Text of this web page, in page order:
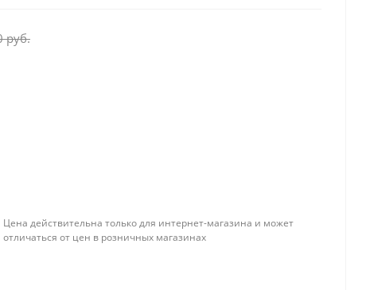
руб.
Цена действительна только для интернет-магазина и может
отличаться от цен в розничных магазинах